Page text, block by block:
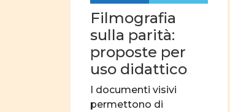
Filmografia
sulla parità:
proposte per
uso didattico
I documenti visivi
permettono di